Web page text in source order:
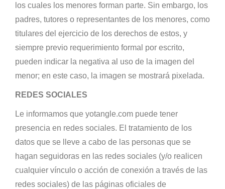
los cuales los menores forman parte. Sin embargo, los
padres, tutores o representantes de los menores, como
titulares del ejercicio de los derechos de estos, y
siempre previo requerimiento formal por escrito,
pueden indicar la negativa al uso de la imagen del
menor; en este caso, la imagen se mostrará pixelada.
REDES SOCIALES
Le informamos que yotangle.com puede tener
presencia en redes sociales. El tratamiento de los
datos que se lleve a cabo de las personas que se
hagan seguidoras en las redes sociales (y/o realicen
cualquier vínculo o acción de conexión a través de las
redes sociales) de las páginas oficiales de